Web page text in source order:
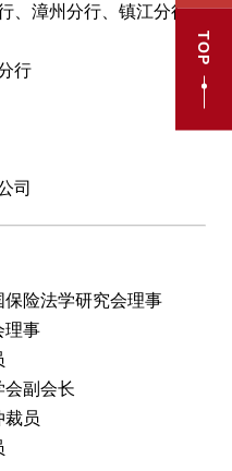
TOP
、漳州分行、镇江分行
行
司
险法学研究会理事
理事
会副会长
裁员